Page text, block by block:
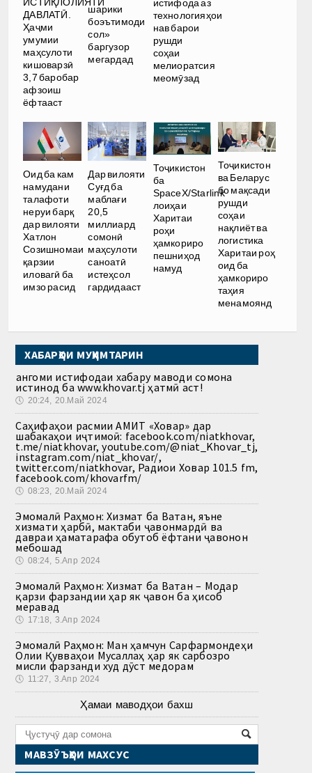
ИСТИҚЛОЛИЯТИ
ДАВЛАТӢ.
Ҳаҷми
умумии
маҳсулоти
кишоварзӣ
3,7 баробар
афзоиш
ёфтааст
шарики
боэътимоди
сол»
баргузор
мегардад
истифода аз
технологияҳои
нав барои
рушди
соҳаи
мелиоратсия
меомӯзад
Оид ба кам
намудани
талафоти
неруи барқ
дар вилояти
Хатлон
Созишномаи
қарзии
иловагӣ ба
имзо расид
Дар вилояти
Суғд ба
маблағи
20,5
миллиард
сомонӣ
маҳсулоти
саноатӣ
истеҳсол
гардидааст
Тоҷикистон
ба
SpaceX/Starlink
лоиҳаи
Харитаи
роҳи
ҳамкориро
пешниҳод
намуд
Тоҷикистон
ва Беларус
бо мақсади
рушди
соҳаи
нақлиёт ва
логистика
Харитаи роҳ
оид ба
ҳамкориро
таҳия
менамоянд
ХАБАРҲОИ МУҲИМТАРИН
Ҳангоми истифодаи хабару маводи сомона
истинод ба www.khovar.tj ҳатмӣ аст!
🕔 20:24, 20.Май 2024
Саҳифаҳои расмии АМИТ «Ховар» дар
шабакаҳои иҷтимоӣ: facebook.com/niatkhovar,
t.me/niatkhovar, youtube.com/@niat_Khovar_tj,
instagram.com/niat_khovar/,
twitter.com/niatkhovar, Радиои Ховар 101.5 fm,
facebook.com/khovarfm/
🕔 08:23, 20.Май 2024
Эмомалӣ Раҳмон: Хизмат ба Ватан, яъне
хизмати ҳарбӣ, мактаби ҷавонмардӣ ва
давраи ҳаматарафа обутоб ёфтани ҷавонон
мебошад
🕔 08:24, 5.Апр 2024
Эмомалӣ Раҳмон: Хизмат ба Ватан – Модар
қарзи фарзандии ҳар як ҷавон ба ҳисоб
меравад
🕔 17:18, 3.Апр 2024
Эмомалӣ Раҳмон: Ман ҳамчун Сарфармондеҳи
Олии Қувваҳои Мусаллаҳ ҳар як сарбозро
мисли фарзанди худ дӯст медорам
🕔 11:27, 3.Апр 2024
Ҳамаи маводҳои бахш
МАВЗӮЪҲОИ МАХСУС